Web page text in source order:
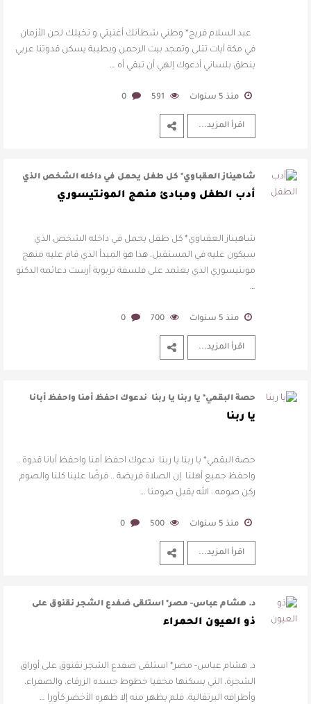
عبد السلام فريج* وطني شطآنك أغنيتي و نخيلك لحن الأزمان
في مكة آيات تتلى وتمجد بيت الرحمن وبطيبة يسكن قدوتنا عربي
ينطق بلساني أدعوك إلهي أن تبقي أه …
منذ 5 سنوات 591
0
اقرأ المزيد...
شاهيناز العقباوي* كل طفل يحمل في داخله الشخص الذي
سيكون عليه في المستقبل، هذا هو …
أدب الطفل ومبادئ منهج المونتيسوري
شاهيناز العقباوي* كل طفل يحمل في داخله الشخص الذي
سيكون عليه في المستقبل، هذا هو المبدأ الذي قام عليه منهج
مونتيسوري الذي يعتمد على فلسفة تربوية أرست دعائمه الدكتو
…
منذ 5 سنوات 700
0
اقرأ المزيد...
حصة البقمي* يا ربنا يا ربنا ندعوك احفظ أمنا واحفظ أبانا
قدوة .. واحفظ جميع أهلن …
يا ربنا
حصة البقمي* يا ربنا يا ربنا ندعوك احفظ أمنا واحفظ أبانا قدوة ..
واحفظ جميع أهلنا إن الصلاة فريضة .. فرضًا علينا كلنا والصوم
ركن صومه.. الله يقبل صومنا …
منذ 5 سنوات 500
0
اقرأ المزيد...
د. هشام عباس- مصر* استلقى ضفدع الشجر نقنوق على
أوراق الشجرة، التي يسكنها مخفيا خ …
ذو العيون الحمراء
د. هشام عباس- مصر* استلقى ضفدع الشجر نقنوق على أوراق
الشجرة، التي يسكنها مخفيا خطوط جسده الزرقاء، والصفراء،
وأطرافه البرتقالية، فلم يظهر منه إلا ظهره الأخضر كأورا …